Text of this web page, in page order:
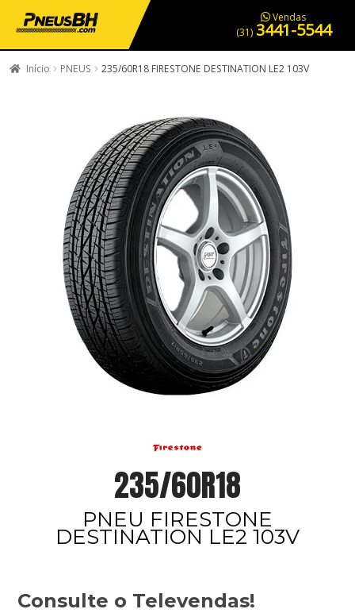
PNEUS EM OFERTA SERVIÇOS AUTOMOTIVOS NOSSA LOJA
Vendas
(31) 3441-5544
Início PNEUS 235/60R18 FIRESTONE DESTINATION LE2 103V
235/60R18
PNEU FIRESTONE
DESTINATION LE2 103V
Consulte o Televendas!